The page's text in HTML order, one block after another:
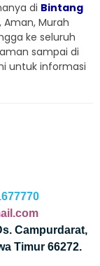
di Bintang
Aman, Murah
ke seluruh
sampai di
untuk informasi
Campurdarat,
Timur 66272.